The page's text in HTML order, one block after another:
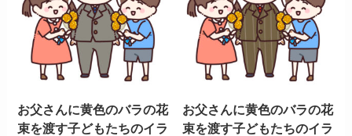
お父さんに黄色のバラの花
束を渡す子どもたちのイラ
お父さんに黄色のバラの花
束を渡す子どもたちのイラ